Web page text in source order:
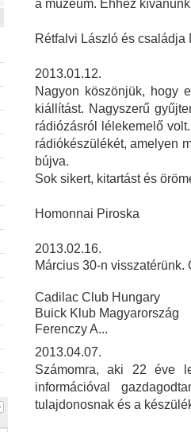
a múzeum. Ehhez
Rétfalvi László és családja
2013.01.12.
Nagyon köszönjük, hogy
kiállítást. Nagyszerű
rádiózásról lélekemelő
rádiókészülékét, amelyen
bújva.
Sok sikert, kitartást és
Homonnai Piroska
2013.02.16.
Március 30-n
Cadilac Club Hungary
Buick Klub Magyarország
Ferenczy A...
2013.04.07.
Számomra, aki 22 éve
információval
tulajdonosnak és a